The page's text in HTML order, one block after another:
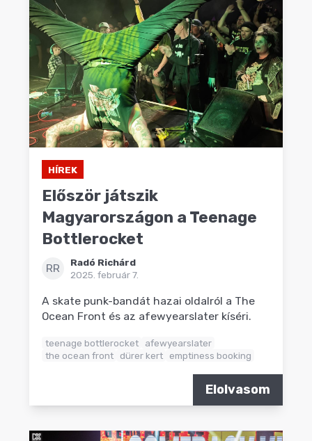
HÍREK
Először játszik
Magyarországon a Teenage
Bottlerocket
RR
Radó Richárd
2025. február 7.
A skate punk-bandát hazai oldalról a The
Ocean Front és az afewyearslater kíséri.
teenage bottlerocket
afewyearslater
the ocean front
dürer kert emptiness booking
Elolvasom